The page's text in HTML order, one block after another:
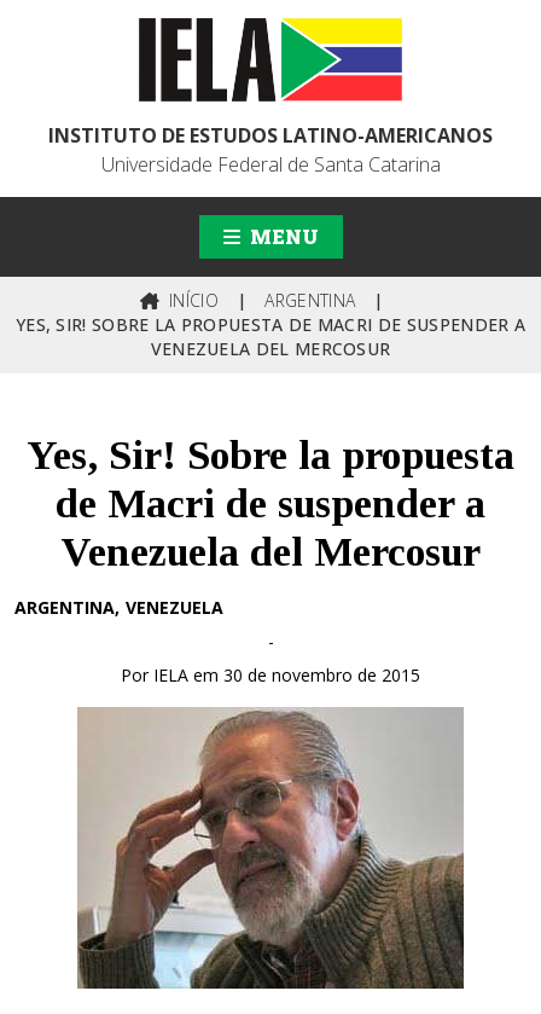
INSTITUTO DE ESTUDOS LATINO-AMERICANOS
Universidade Federal de Santa Catarina
MENU
INÍCIO | ARGENTINA
|
YES, SIR! SOBRE LA PROPUESTA DE MACRI DE SUSPENDER A
VENEZUELA DEL MERCOSUR
Yes, Sir! Sobre la propuesta
de Macri de suspender a
Venezuela del Mercosur
ARGENTINA VENEZUELA
-
Por IELA em 30 de novembro de 2015